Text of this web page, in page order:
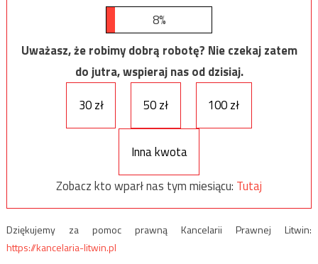
8%
Uważasz, że robimy dobrą robotę? Nie czekaj zatem
do jutra, wspieraj nas od dzisiaj.
30 zł
50 zł 100 zł
Inna kwota
Zobacz kto wparł nas tym miesiącu: Tutaj
Dziękujemy za pomoc prawną Kancelarii Prawnej Litwin:
https://kancelaria-litwin.pl